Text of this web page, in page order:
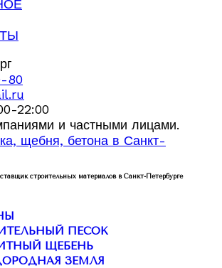
80
22:00
и частными лицами.
строительных материалов в Санкт-Петербурге
ПЕСОК
ЩЕБЕНЬ
ЗЕМЛЯ